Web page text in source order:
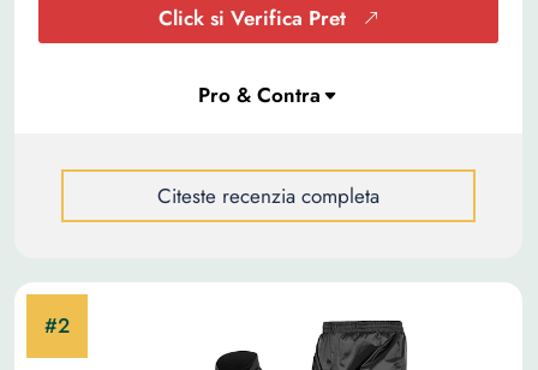
Click si Verifica Pret
Citeste recenzia completa